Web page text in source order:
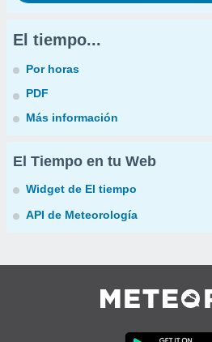
El tiempo...
Por horas
PDF
Más información
El Tiempo en tu Web
Widget de El tiempo
API de Meteorología